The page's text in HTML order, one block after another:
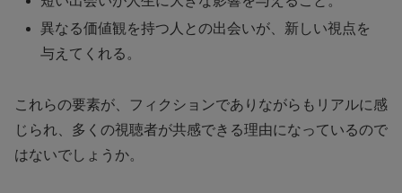
異なる価値観を持つ人との出会いが、新しい視点を
与えてくれる。
これらの要素が、フィクションでありながらもリアルに感
じられ、多くの視聴者が共感できる理由になっているので
はないでしょうか。